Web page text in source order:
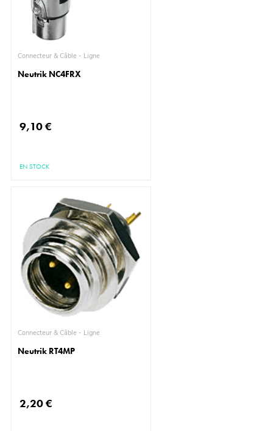
Connecteur & Câble - Ligne
Neutrik NC4FRX
9,10 €
EN STOCK
Connecteur & Câble - Ligne
Neutrik RT4MP
2,20 €